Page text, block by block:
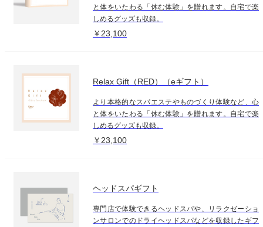
と体をいたわる「休む体験」を贈れます。自宅で楽
しめるグッズも収録。
￥23,100
Relax Gift（RED）（eギフト）
より本格的なスパエステやものづくり体験など、心
と体をいたわる「休む体験」を贈れます。自宅で楽
しめるグッズも収録。
￥23,100
ヘッドスパギフト
専門店で体験できるヘッドスパや、リラクゼーショ
ンサロンでのドライヘッドスパなどを収録したギフ